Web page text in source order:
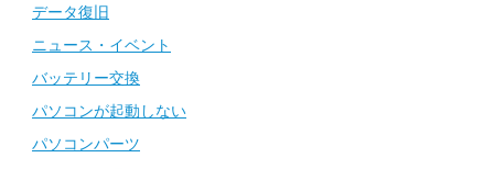
データ復旧
ニュース・イベント
バッテリー交換
パソコンが起動しない
パソコンパーツ